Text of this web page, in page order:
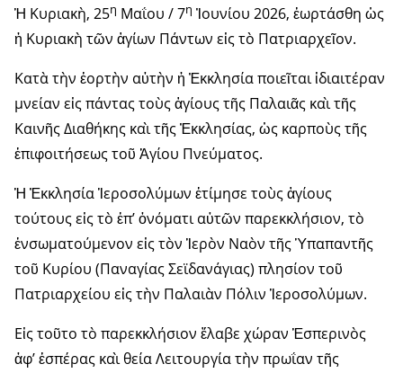
Ἡ Κυριακὴ, 25η Μαΐου / 7η Ἰουνίου 2026, ἑωρτάσθη ὡς
ἡ Κυριακὴ τῶν ἁγίων Πάντων εἰς τὸ Πατριαρχεῖον.
Κατὰ τὴν ἑορτὴν αὐτὴν ἡ Ἐκκλησία ποιεῖται ἰδιαιτέραν
μνείαν εἰς πάντας τοὺς ἁγίους τῆς Παλαιᾶς καὶ τῆς
Καινῆς Διαθήκης καὶ τῆς Ἐκκλησίας, ὡς καρποὺς τῆς
ἐπιφοιτήσεως τοῦ Ἁγίου Πνεύματος.
Ἡ Ἐκκλησία Ἱεροσολύμων ἐτίμησε τοὺς ἁγίους
τούτους εἰς τὸ ἐπ’ ὀνόματι αὐτῶν παρεκκλήσιον, τὸ
ἐνσωματούμενον εἰς τὸν Ἱερὸν Ναὸν τῆς Ὑπαπαντῆς
τοῦ Κυρίου (Παναγίας Σεϊδανάγιας) πλησίον τοῦ
Πατριαρχείου εἰς τὴν Παλαιὰν Πόλιν Ἱεροσολύμων.
Εἰς τοῦτο τὸ παρεκκλήσιον ἔλαβε χώραν Ἑσπερινὸς
ἀφ’ ἑσπέρας καὶ θεία Λειτουργία τὴν πρωΐαν τῆς